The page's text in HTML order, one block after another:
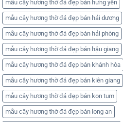
mẫu cây hương thờ đá đẹp bán hưng yên
mẫu cây hương thờ đá đẹp bán hải dương
mẫu cây hương thờ đá đẹp bán hải phòng
mẫu cây hương thờ đá đẹp bán hậu giang
mẫu cây hương thờ đá đẹp bán khánh hòa
mẫu cây hương thờ đá đẹp bán kiên giang
mẫu cây hương thờ đá đẹp bán kon tum
mẫu cây hương thờ đá đẹp bán long an